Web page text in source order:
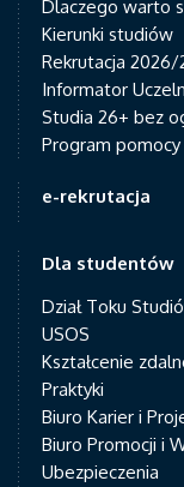
Dlaczego warto
Kierunki studiów
Rekrutacja 2026/
Informator
Studia 26+ bez
Program
e-rekrutacja
Dla studentów
Dział Toku
USOS
Kształcenie
Praktyki
Biuro Karier i
Biuro Promocji i
Ubezpieczenia